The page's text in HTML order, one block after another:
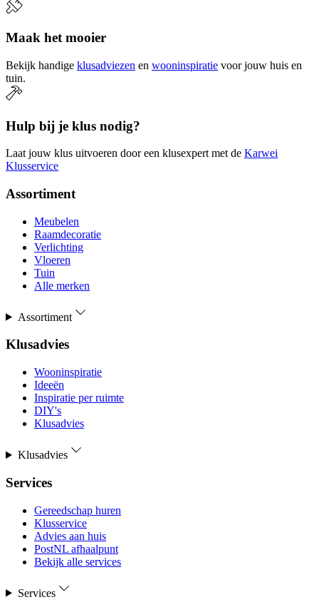
Maak het mooier
Bekijk handige klusadviezen en wooninspiratie voor jouw huis en
tuin.
Hulp bij je klus nodig?
Laat jouw klus uitvoeren door een klusexpert met de Karwei
Klusservice
Assortiment
Meubelen
Raamdecoratie
Verlichting
Vloeren
Tuin
Alle merken
Assortiment
Klusadvies
Wooninspiratie
Ideeën
Inspiratie per ruimte
DIY's
Klusadvies
Klusadvies
Services
Gereedschap huren
Klusservice
Advies aan huis
PostNL afhaalpunt
Bekijk alle services
Services